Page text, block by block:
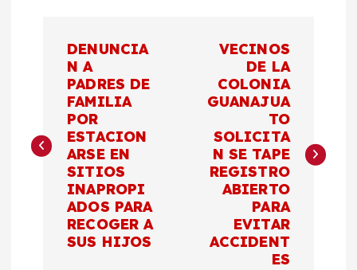
e
DENUNCIA
N A
PADRES DE
FAMILIA
POR
ESTACION
ARSE EN
SITIOS
INAPROPI
ADOS PARA
RECOGER A
SUS HIJOS
VECINOS
DE LA
COLONIA
GUANAJUA
TO
SOLICITA
N SE TAPE
REGISTRO
ABIERTO
PARA
EVITAR
ACCIDENT
ES